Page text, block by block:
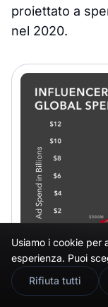
proiettato a
nel 2020.
Questo gap di
Usiamo i cookie per
esperienza. Puoi
Rifiuta tutti
🇬🇧 Would you
View in